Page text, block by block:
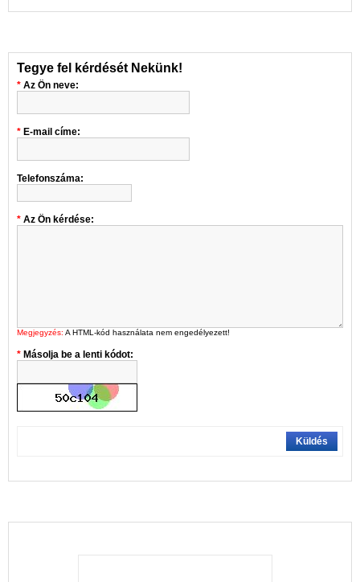
Tegye fel kérdését Nekünk!
Az Ön neve:
E-mail címe:
Telefonszáma:
Az Ön kérdése:
Megjegyzés: A HTML-kód használata nem engedélyezett!
Másolja be a lenti kódot:
Küldés